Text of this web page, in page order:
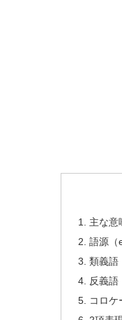
主な意
語源（
類義語
反義語
コロケ